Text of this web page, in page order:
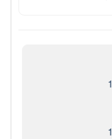
1
1